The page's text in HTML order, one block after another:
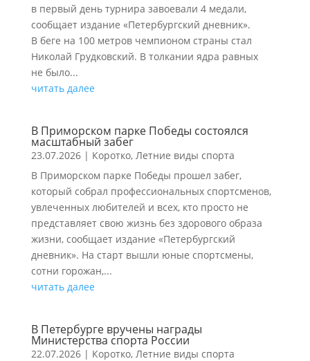
в первый день турнира завоевали 4 медали,
сообщает издание «Петербургский дневник».
В беге на 100 метров чемпионом страны стал
Николай Грудковский. В толкании ядра равных
не было...
читать далее
В Приморском парке Победы состоялся
масштабный забег
23.07.2026| Коротко, Летние виды спорта
В Приморском парке Победы прошел забег,
который собрал профессиональных спортсменов,
увлеченных любителей и всех, кто просто не
представляет свою жизнь без здорового образа
жизни, сообщает издание «Петербургский
дневник». На старт вышли юные спортсмены,
сотни горожан,...
читать далее
В Петербурге вручены награды
Министерства спорта России
22.07.2026| Коротко, Летние виды спорта